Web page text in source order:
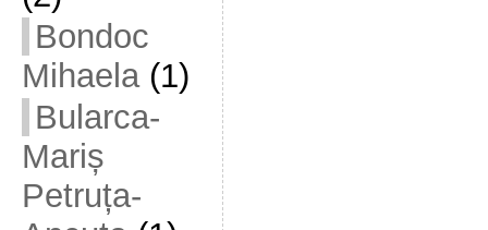
Bondoc
Mihaela(1)
Bularca-
Mariș
Petruța-